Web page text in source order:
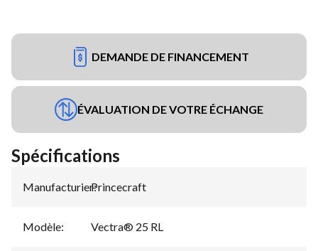
DEMANDE DE FINANCEMENT
ÉVALUATION DE VOTRE ÉCHANGE
Spécifications
Manufacturier:
Princecraft
Modèle: Vectra® 25 RL